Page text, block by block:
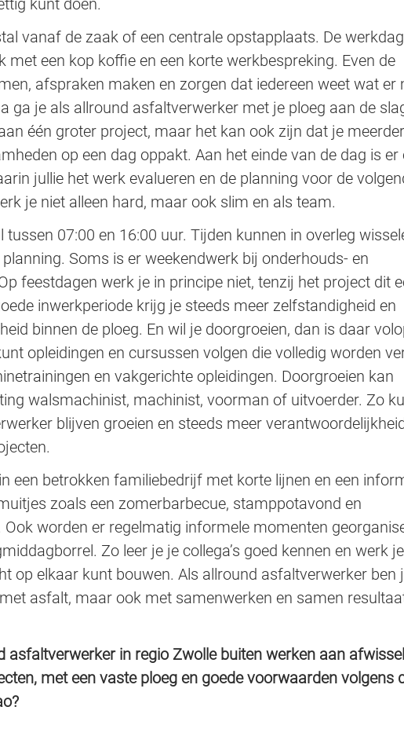
vanaf de zaak of een centrale opstapplaats. De
met een kop koffie en een korte werkbespreking. Even de
afspraken maken en zorgen dat iedereen weet wat er
ga je als allround asfaltverwerker met je ploeg aan de
één groter project, maar het kan ook zijn dat je
op een dag oppakt. Aan het einde van de dag is er
jullie het werk evalueren en de planning voor de
je niet alleen hard, maar ook slim en als team.
07:00 en 16:00 uur. Tijden kunnen in overleg
Soms is er weekendwerk bij onderhouds- en
feestdagen werk je in principe niet, tenzij het project dit
inwerkperiode krijg je steeds meer zelfstandigheid en
binnen de ploeg. En wil je doorgroeien, dan is daar
opleidingen en cursussen volgen die volledig worden
en vakgerichte opleidingen. Doorgroeien kan
walsmachinist, machinist, voorman of uitvoerder. Zo
blijven groeien en steeds meer
een betrokken familiebedrijf met korte lijnen en een
zoals een zomerbarbecue, stamppotavond en
Ook worden er regelmatig informele momenten
Zo leer je je collega’s goed kennen en werk
op elkaar kunt bouwen. Als allround asfaltverwerker ben
asfalt, maar ook met samenwerken en samen
asfaltverwerker in regio Zwolle buiten werken aan
met een vaste ploeg en goede voorwaarden volgens